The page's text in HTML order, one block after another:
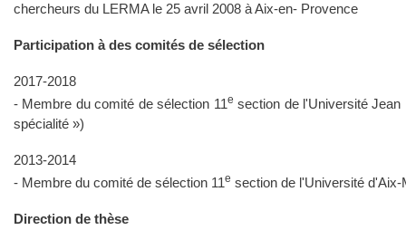
chercheurs du LERMA le 25 avril 2008 à Aix-en- Provence
Participation à des comités de sélection
2017-2018
- Membre du comité de sélection 11e section de l'Université Jean
spécialité »)
2013-2014
- Membre du comité de sélection 11e section de l'Université d'Aix-
Direction de thèse